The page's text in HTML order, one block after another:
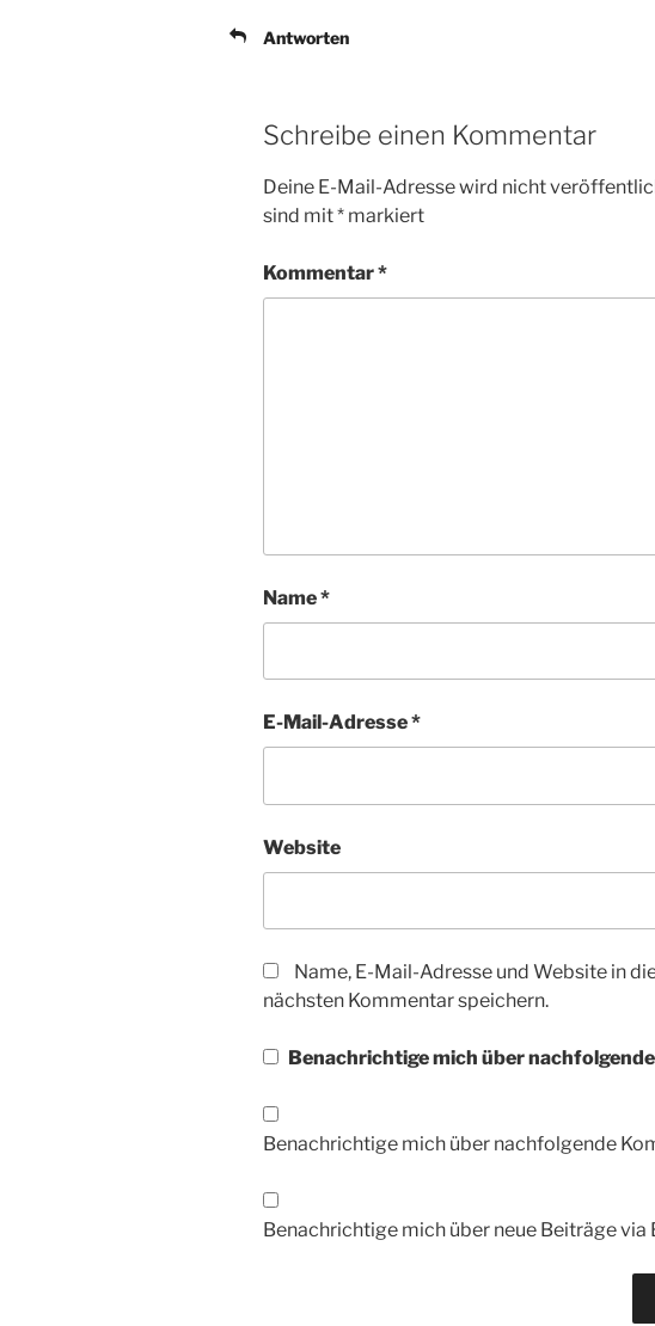
Antworten
Schreibe einen Kommentar
Deine E-Mail-Adresse wird nicht
sind mit* markiert
Kommentar*
Name*
E-Mail-Adresse*
Website
Name, E-Mail-Adresse und Website in
nächsten Kommentar speichern.
Benachrichtige mich über
Benachrichtige mich über nachfolgende
Benachrichtige mich über neue Beiträge via